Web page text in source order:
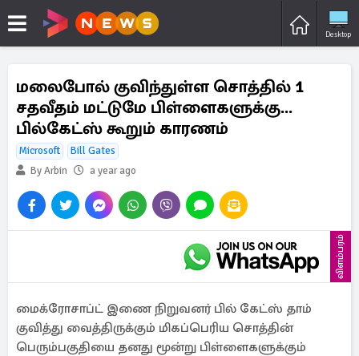
Desktop
மலைபோல் குவிந்துள்ள சொத்தில் 1
சதவீதம் மட்டுமே பிள்ளைகளுக்கு...
பில்கேட்ஸ் கூறும் காரணம்
Microsoft
Bill Gates
By Arbin
a year ago
விளம்பரம்
மைக்ரோசாப்ட் இணை நிறுவனர் பில் கேட்ஸ் தாம்
குவித்து வைத்திருக்கும் மிகப்பெரிய சொத்தின்
பெரும்பகுதியை தனது மூன்று பிள்ளைகளுக்கும்